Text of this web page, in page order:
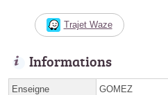
Trajet Waze
Informations
Enseigne GOMEZ